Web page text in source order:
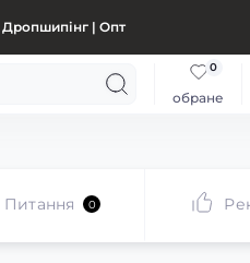
Дропшипінг | Опт
обране
0
Питання 0